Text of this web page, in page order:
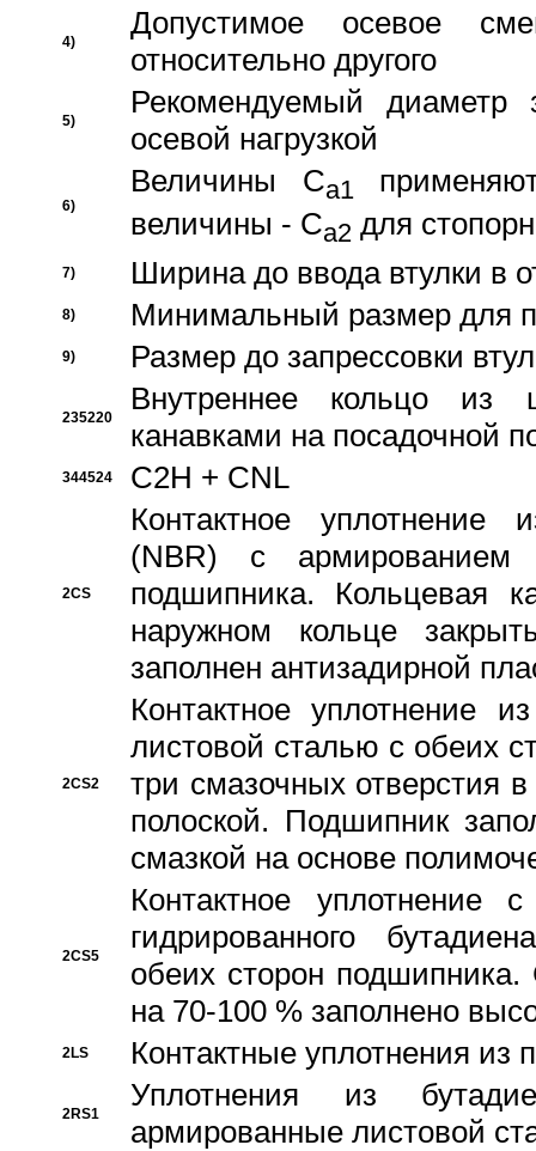
4)
Допустимое осевое
относительно другого
5)
Рекомендуемый диаметр
осевой нагрузкой
6)
Величины Ca1
величины - Ca2 для
7) Ширина до ввода втулки в
8) Минимальный размер для
9) Размер до запрессовки
235220
Внутреннее кольцо из
канавками на посадочной
344524 C2H + CNL
2CS
Контактное уплотнение
(NBR) с
подшипника. Кольцевая
наружном кольце
заполнен антизадирной
2CS2
Контактное уплотнение
листовой сталью с обеих
три смазочных отверстия
полоской. Подшипник
смазкой на основе
2CS5
Контактное уплотнение
гидрированного
обеих сторон
на 70-100 % заполнено
2LS Контактные уплотнения из
2RS1
Уплотнения из
армированные листовой